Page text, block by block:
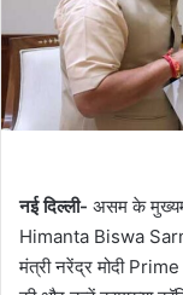
नई दिल्ली- असम के
Himanta Biswa
मंत्री नरेंद्र मोदी